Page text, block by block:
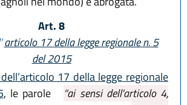
Art. 8
articolo 17 della legge regionale n. 5
del 2015
17 della legge regionale
, le parole “ai sensi dell'articolo 4,